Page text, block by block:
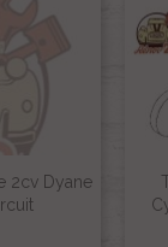
2cv Dyane